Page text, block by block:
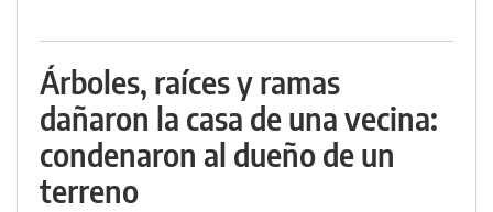
Árboles, raíces y ramas
dañaron la casa de una vecina:
condenaron al dueño de un
terreno